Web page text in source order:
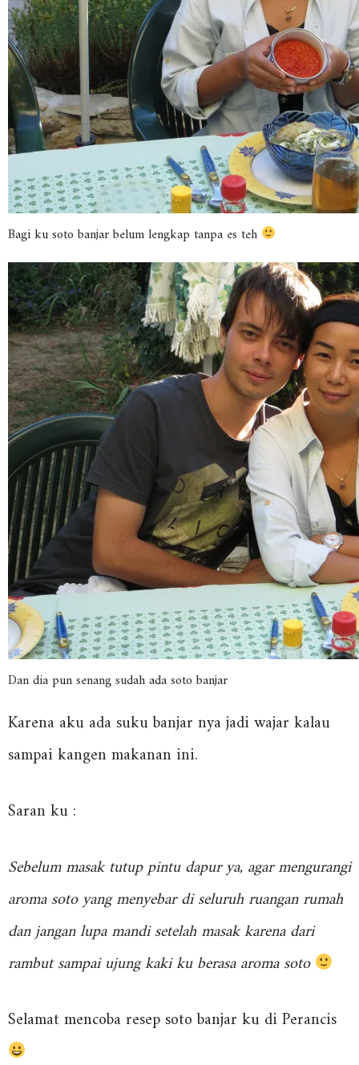
Bagi ku soto banjar belum lengkap tanpa es teh
Dan dia pun senang sudah ada soto banjar
Karena aku ada suku banjar nya jadi wajar kalau
sampai kangen makanan ini.
Saran ku :
Sebelum masak tutup pintu dapur ya, agar mengurangi
aroma soto yang menyebar di seluruh ruangan rumah
dan jangan lupa mandi setelah masak karena dari
rambut sampai ujung kaki ku berasa aroma soto
Selamat mencoba resep soto banjar ku di Perancis